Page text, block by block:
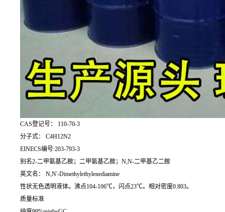
CAS登记号： 110-70-3
分子式： C4H12N2
EINECS编号:203-793-3
别名2-二甲氨基乙胺；二甲氨基乙胺；N,N-二甲基乙二胺
英文名： N,N'-Dimethylethylenediamine
性状无色透明液体。沸点104-106℃，闪点23℃。相对密度0.803。
质量标准